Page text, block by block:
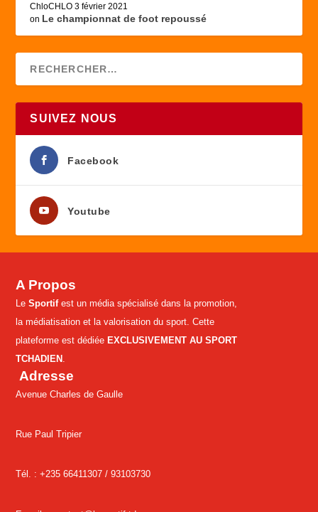
ChloCHLO 3 février 2021
on Le championnat de foot repoussé
SUIVEZ NOUS
Facebook
Youtube
A Propos
LeSportifest un média spécialisé dans la promotion,
la médiatisation et la valorisation du sport. Cette
plateforme est dédiéeEXCLUSIVEMENT AU SPORT
TCHADIEN
Adresse
Avenue Charles de Gaulle
Rue Paul Tripier
Tél. : +235 66411307 /93103730